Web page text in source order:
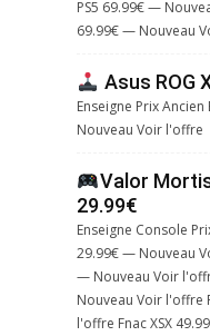
PS5 69.99€ —
69.99€ — Nouveau
Asus ROG
Enseigne Prix
Nouveau Voir l'offre
Valor
29.99€
Enseigne Console
29.99€ — Nouveau
— Nouveau Voir
Nouveau Voir l'offre
l'offre Fnac XSX